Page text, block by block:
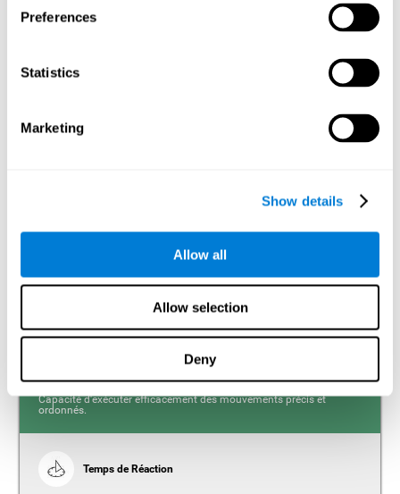
Preferences
Statistics
Marketing
Show details
Allow all
Allow selection
Deny
comme des lettres, des mots, etc. Un problème dans la
conscience qu’une altération de la mémoire de travail
travail est la capacité à retenir et manipuler l’information
complexes, comme la compréhension du langage,
mémoire de travail pourrait impliquer des difficultés pour
Coordination
Capacité d'exécuter efficacement des mouvements précis et
ordonnés.
Temps de Réaction